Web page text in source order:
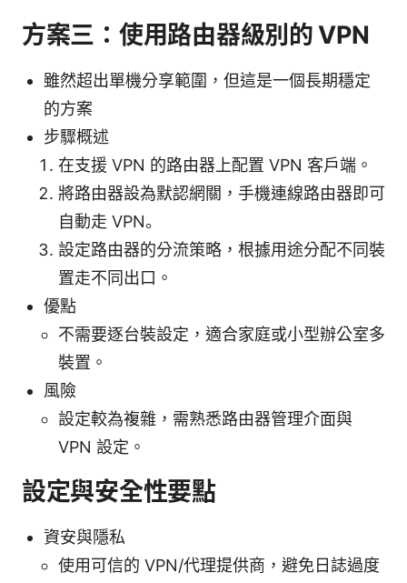
方案三：使用路由器級別的 VPN
雖然超出單機分享範圍，但這是一個長期穩定
的方案
步驟概述
在支援 VPN 的路由器上配置 VPN 客戶端。
將路由器設為默認網關，手機連線路由器即可
自動走 VPN。
設定路由器的分流策略，根據用途分配不同裝
置走不同出口。
優點
不需要逐台裝設定，適合家庭或小型辦公室多
裝置。
風險
設定較為複雜，需熟悉路由器管理介面與
VPN 設定。
設定與安全性要點
資安與隱私
使用可信的 VPN/代理提供商，避免日誌過度